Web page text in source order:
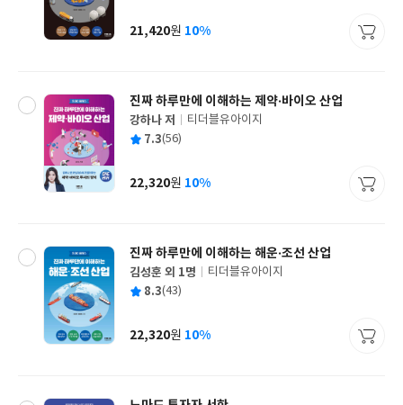
사
가
21,420원 10%
진짜 하루만에 이해하는 제약·바이오 산업
글
쓴
강하나 저
출
사
티더블유아이지
평 7.3(56)
가
22,320원 10%
진짜 하루만에 이해하는 해운·조선 산업
글
쓴
김성훈 외 1명
출
사
티더블유아이지
평 8.3(43)
가
22,320원 10%